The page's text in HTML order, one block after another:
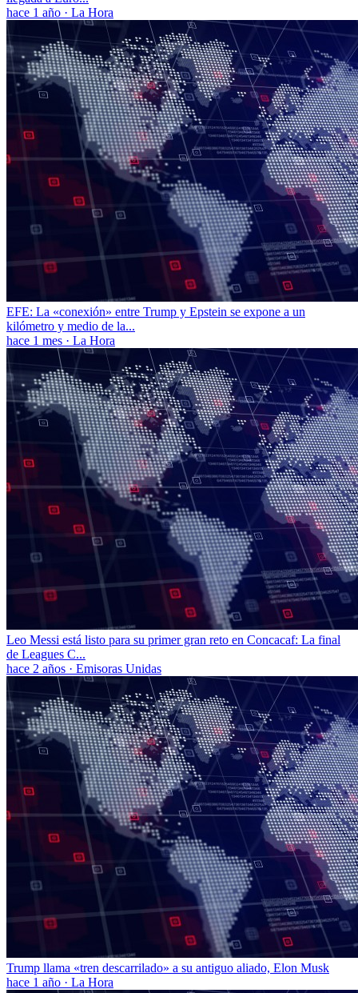
hace 1 año · La Hora
EFE: La «conexión» entre Trump y Epstein se expone a un
kilómetro y medio de la...
hace 1 mes · La Hora
Leo Messi está listo para su primer gran reto en Concacaf: La final
de Leagues C...
hace 2 años · Emisoras Unidas
Trump llama «tren descarrilado» a su antiguo aliado, Elon Musk
hace 1 año · La Hora